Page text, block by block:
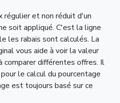
régulier et non réduit d'un
soit appliqué. C'est la ligne
les rabais sont calculés. La
vous aide à voir la valeur
différentes offres. Il
le calcul du pourcentage
est toujours basé sur ce